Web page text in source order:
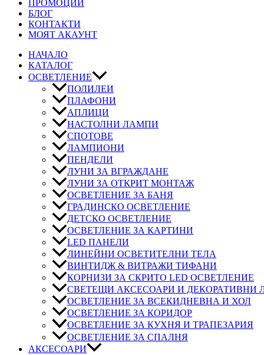
ПРОМОЦИИ
БЛОГ
КОНТАКТИ
МОЯТ АКАУНТ
НАЧАЛО
КАТАЛОГ
ОСВЕТЛЕНИЕ
ПОЛИЛЕИ
ПЛАФОНИ
АПЛИЦИ
НАСТОЛНИ ЛАМПИ
СПОТОВЕ
ЛАМПИОНИ
ПЕНДЕЛИ
ЛУНИ ЗА ВГРАЖДАНЕ
ЛУНИ ЗА ОТКРИТ МОНТАЖ
ОСВЕТЛЕНИЕ ЗА БАНЯ
ГРАДИНСКО ОСВЕТЛЕНИЕ
ДЕТСКО ОСВЕТЛЕНИЕ
ОСВЕТЛЕНИЕ ЗА КАРТИНИ
LED ПАНЕЛИ
ЛИНЕЙНИ ОСВЕТИТЕЛНИ ТЕЛА
ВИНТИДЖ & ВИТРАЖИ ТИФАНИ
КОРНИЗИ ЗА СКРИТО LED ОСВЕТЛЕНИЕ
СВЕТЕЩИ АКСЕСОАРИ И ДЕКОРАТИВНИ
ОСВЕТЛЕНИЕ ЗА ВСЕКИДНЕВНА И ХОЛ
ОСВЕТЛЕНИЕ ЗА КОРИДОР
ОСВЕТЛЕНИЕ ЗА КУХНЯ И ТРАПЕЗАРИЯ
ОСВЕТЛЕНИЕ ЗА СПАЛНЯ
АКСЕСОАРИ